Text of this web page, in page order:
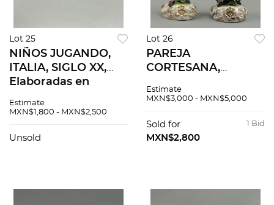
Lot 25
NIÑOS JUGANDO,
ITALIA, SIGLO XX,
Elaboradas en
policromada.
Capodimonte.
Estimate
MXN$1,800 - MXN$2,500
Unsold
Lot 26
PAREJA
CORTESANA,
XX, Elaboradas en
policromada. Sellada
Martha Budich
Estimate
MXN$3,000 - MXN$5,000
1 Bid
Sold for
MXN$2,800